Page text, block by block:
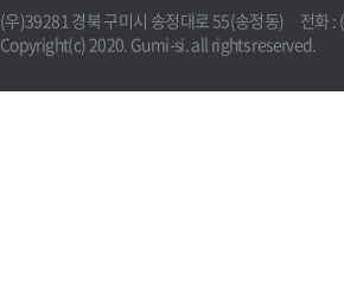
(우)39281 경북 구미시 송정대로 55(송정동) 전화
Copyright(c) 2020. Gumi-si. all rights reserved.